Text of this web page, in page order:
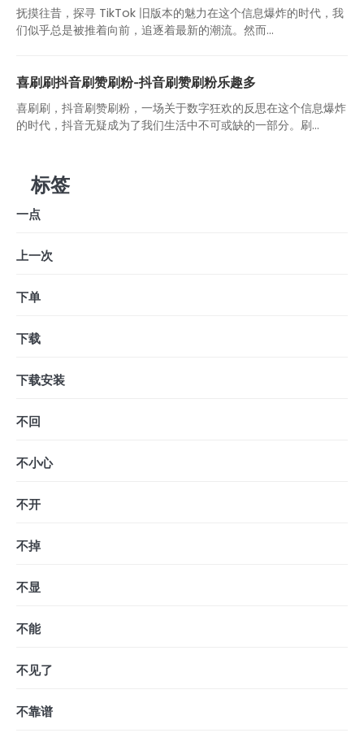
抚摸往昔，探寻 TikTok 旧版本的魅力在这个信息爆炸的时代，我
们似乎总是被推着向前，追逐着最新的潮流。然而...
喜刷刷抖音刷赞刷粉-抖音刷赞刷粉乐趣多
喜刷刷，抖音刷赞刷粉，一场关于数字狂欢的反思在这个信息爆炸
的时代，抖音无疑成为了我们生活中不可或缺的一部分。刷...
标签
一点
上一次
下单
下载
下载安装
不回
不小心
不开
不掉
不显
不能
不见了
不靠谱